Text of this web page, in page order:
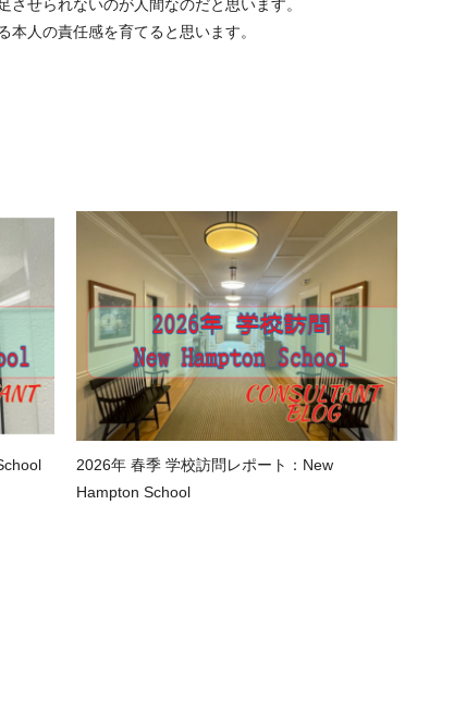
せられないのが人間なのだと思います。
人の責任感を育てると思います。
2026年 春季 学校訪問レポート：New
Hampton School